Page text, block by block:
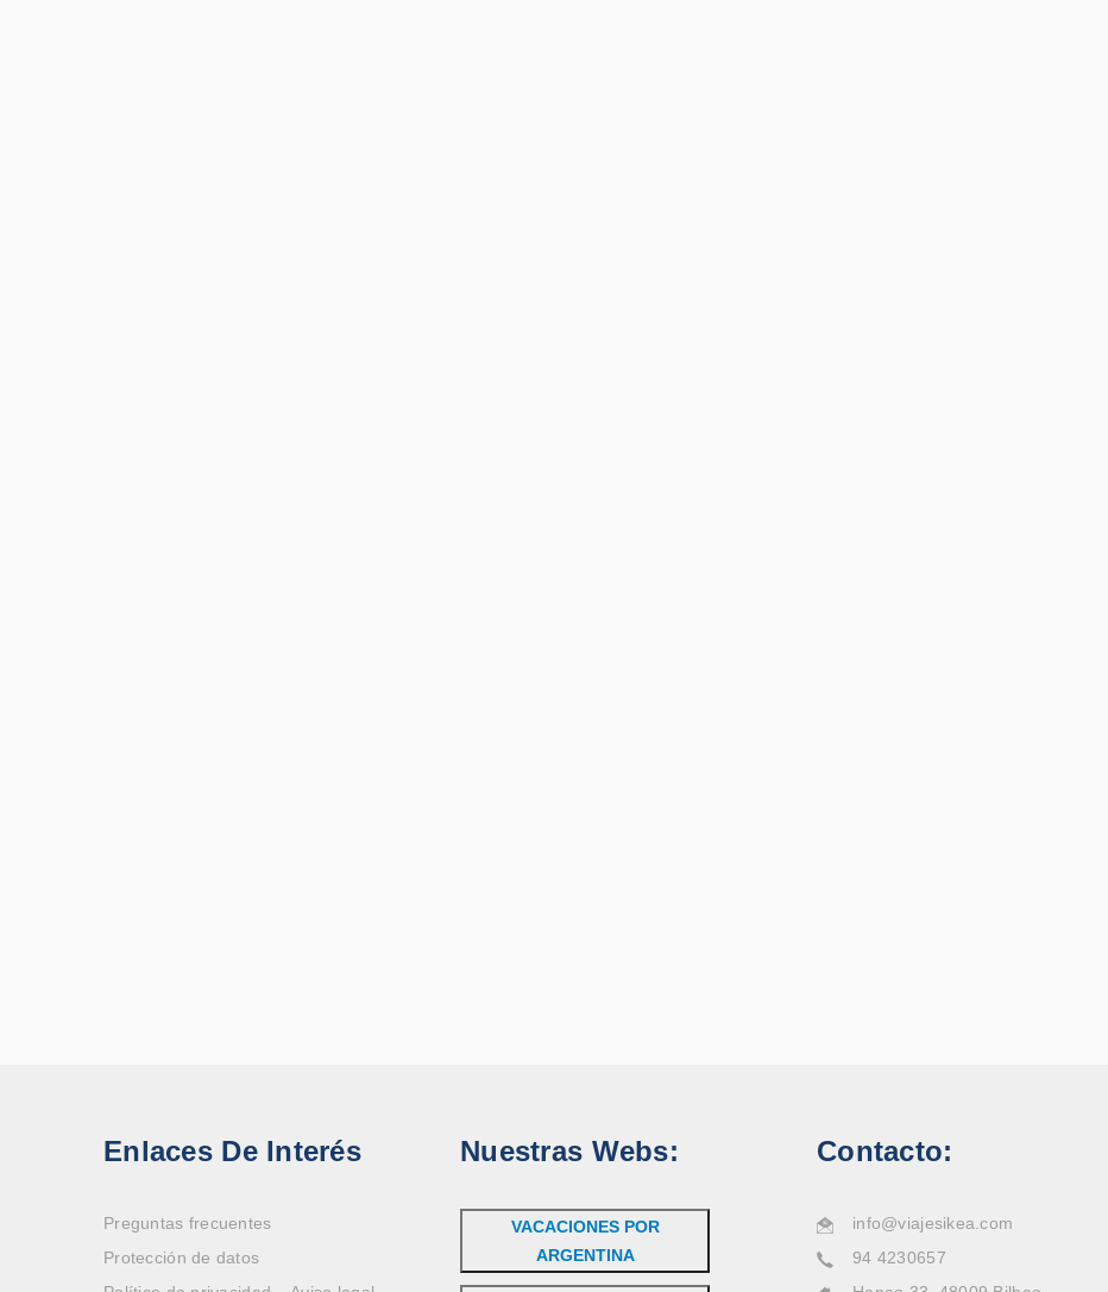
Enlaces De Interés
Preguntas frecuentes
Protección de datos
Nuestras Webs:
VACACIONES POR
ARGENTINA
Contacto:
info@viajesikea.com
94 4230657